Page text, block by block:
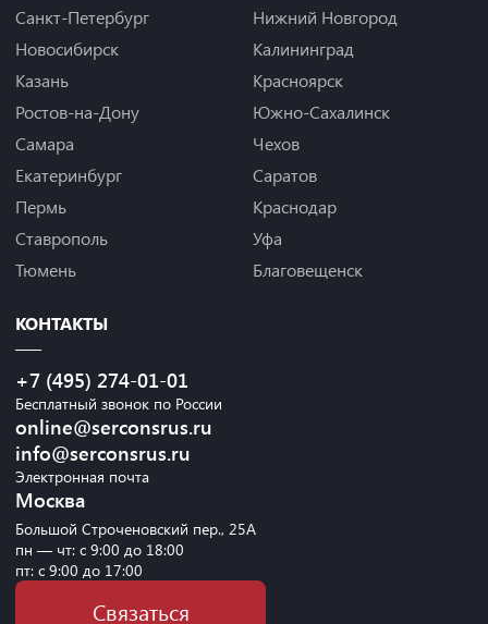
Санкт-Петербург
Новосибирск
Казань
Ростов-на-Дону
Самара
Екатеринбург
Пермь
Ставрополь
Тюмень
Нижний Новгород
Калининград
Красноярск
Южно-Сахалинск
Чехов
Саратов
Краснодар
Уфа
Благовещенск
КОНТАКТЫ
+7 (495) 274-01-01
Бесплатный звонок по России
online@serconsrus.ru
info@serconsrus.ru
Электронная почта
Москва
Большой Строченовский пер., 25А
пн — чт: с 9:00 до 18:00
пт: с 9:00 до 17:00
Связаться